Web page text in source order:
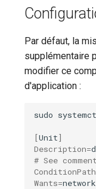
Par défaut, la
supplémentaire
modifier ce
d'application :
sudo
[Unit]
Description=
# See
Wants=